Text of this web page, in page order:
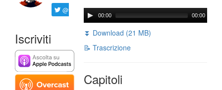
@ftrava
Iscriviti
00:00 00:00
⏬ Download (21 MB)
📝 Trascrizione
Capitoli